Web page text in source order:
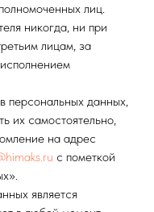
лиц.
никогда, ни при
лицам, за
персональных данных,
их самостоятельно,
на адрес
с пометкой
является